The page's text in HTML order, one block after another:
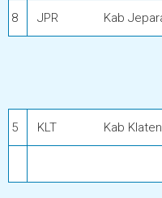
8 JPR Kab
5 KLT Kab Klaten